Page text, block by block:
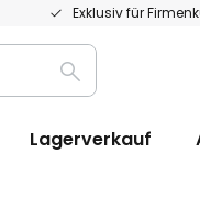
Exklusiv für
Suche
Lagerverkauf